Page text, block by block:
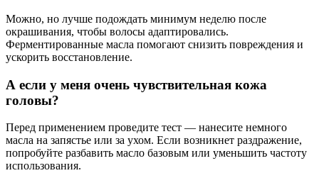
Можно, но лучше подождать минимум неделю после
окрашивания, чтобы волосы адаптировались.
Ферментированные масла помогают снизить повреждения и
ускорить восстановление.
А если у меня очень чувствительная кожа
головы?
Перед применением проведите тест — нанесите немного
масла на запястье или за ухом. Если возникнет раздражение,
попробуйте разбавить масло базовым или уменьшить частоту
использования.